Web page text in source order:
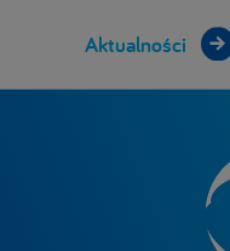
Aktualności